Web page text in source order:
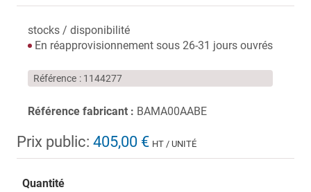
stocks / disponibilité
En réapprovisionnement sous 26-31 jours ouvrés
Référence 1144277
Référence fabricant : BAMA00AABE
Prix public: 405,00 € HT / UNITÉ
Quantité